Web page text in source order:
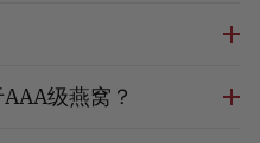
级燕窝？